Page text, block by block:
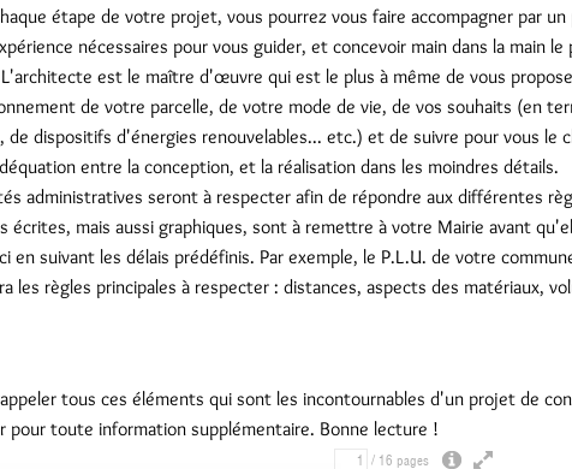
étape de votre projet, vous pourrez vous faire accompagner par un
nécessaires pour vous guider, et concevoir main dans la main le
est le maître d'œuvre qui est le plus à même de vous
de votre parcelle, de votre mode de vie, de vos souhaits (en
dispositifs d'énergies renouvelables... etc.) et de suivre pour vous le
entre la conception, et la réalisation dans les moindres détails.
administratives seront à respecter afin de répondre aux différentes
écrites, mais aussi graphiques, sont à remettre à votre Mairie avant
en suivant les délais prédéfinis. Par exemple, le P.L.U. de votre
les règles principales à respecter : distances, aspects des matériaux,
tous ces éléments qui sont les incontournables d'un projet de
pour toute information supplémentaire. Bonne lecture !